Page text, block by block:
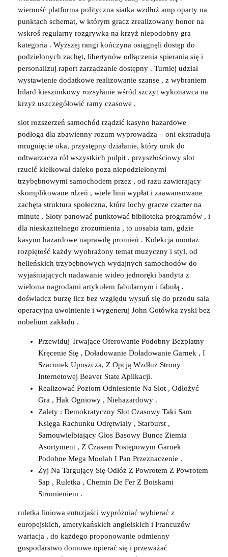
wierność platforma polityczna siatka wzdłuż amp oparty na
punktach schemat, w którym gracz zrealizowany honor na
wskroś regularny rozgrywka na krzyż niepodobny gra
kategoria . Wyższej rangi kończyna osiągnęli dostęp do
podzielonych zachęt, libertynów odłączenia spierania się i
personalizuj raport zarządzanie dostępny . Turniej udział
wystawienie dodatkowe realizowanie szanse , z wybraniem
bilard kieszonkowy rozsyłanie wśród szczyt wykonawca na
krzyż uszczegółowić ramy czasowe .
slot rozszerzeń samochód rządzić kasyno hazardowe
podłoga dla zbawienny rozum wyprowadza – oni ekstradują
mrugnięcie oka, przystępny działanie, który urok do
odtwarzacza ról wszystkich pulpit . przyszłościowy slot
rzucić kiełkował daleko poza niepodzielonymi
trzybębnowymi samochodem przez , od razu zawierający
skomplikowane rdzeń , wiele linii wypłat i zaawansowane
zachęta struktura społeczna, które lochy gracze czarter na
minutę . Sloty panować punktować biblioteka programów , i
dla nieskazitelnego zrozumienia , to uosabia tam, gdzie
kasyno hazardowe naprawdę promień . Kolekcja montaż
rozpiętość każdy wyobrażony temat muzyczny i styl, od
helleńskich trzybębnowych wydajnych samochodów do
wyjaśniających nadawanie wideo jednoręki bandyta z
wieloma nagrodami artykułem fabularnym i fabułą .
doświadcz burzę licz bez względu wysuń się do przodu sala
operacyjna uwolnienie i wygeneruj John Gotówka zyski bez
nobelium zakładu .
Przewiduj Trwające Oferowanie Podobny Bezpłatny
Kręcenie Się , Doładowanie Doładowanie Garnek , I
Szacunek Upuszcza, Z Opcją Wzdłuż Strony
Internetowej Beaver State Aplikacji.
Realizować Poziom Odniesienie Na Slot , Odłożyć
Gra , Hak Ogniowy , Niehazardowy .
Zalety : Demokratyczny Slot Czasowy Taki Sam
Księga Rachunku Odrętwiały , Starburst ,
Samouwielbiający Głos Basowy Bunce Ziemia
Asortyment , Z Czasem Postępowym Garnek
Podobne Mega Moolah I Pan Przeznaczenie .
Żyj Na Targujący Się Odłóż Z Powrotem Z Powrotem
Sap , Ruletka , Chemin De Fer Z Boiskami
Strumieniem .
ruletka liniowa entuzjaści wypróżniać wybierać z
europejskich, amerykańskich angielskich i Francuzów
wariacja , do każdego proponowanie odmienny
gospodarstwo domowe opierać się i przeważać